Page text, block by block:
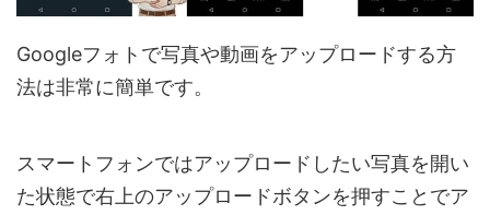
Googleフォトで写真や動画をアップロードする方
法は非常に簡単です。
スマートフォンではアップロードしたい写真を開い
た状態で右上のアップロードボタンを押すことでア